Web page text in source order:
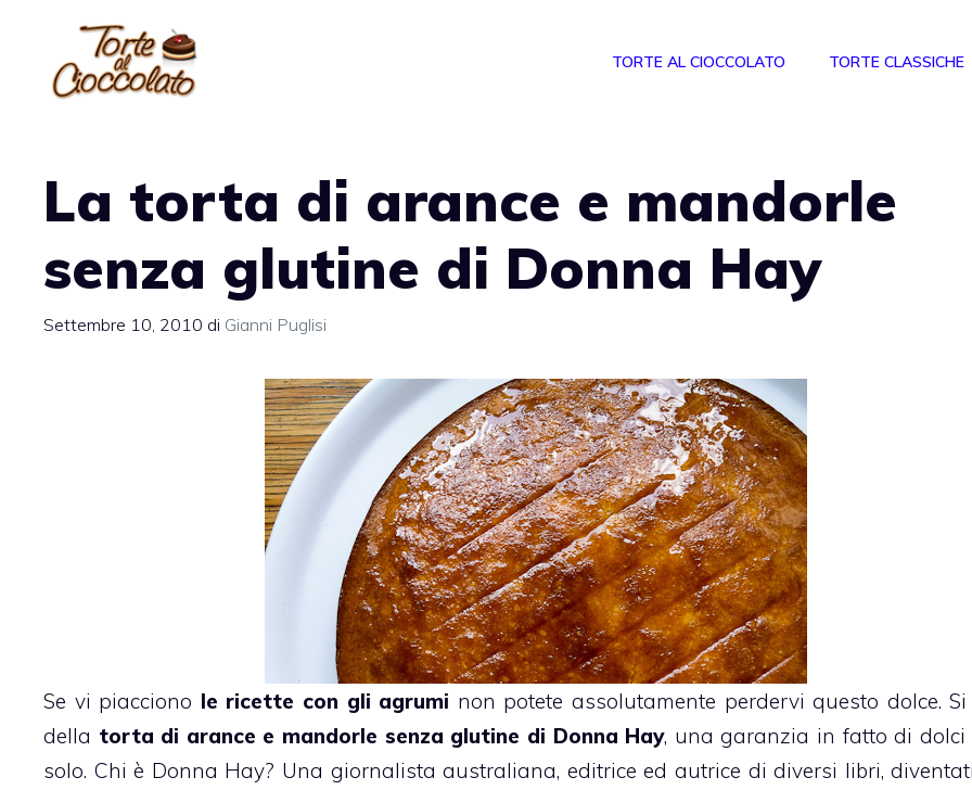
contenuto
TORTE AL CIOCCOLATO TORTE CLASSICHE
La torta di arance e mandorle
senza glutine di Donna Hay
Settembre 10, 2010 di Gianni Puglisi
Se vi piacciono le ricette con gli agrumi non potete assolutamente perdervi questo dolce.
della torta di arance e mandorle senza glutine di Donna Hay, una garanzia in fatto di dolci
solo. Chi è Donna Hay? Una giornalista australiana, editrice ed autrice di diversi libri,